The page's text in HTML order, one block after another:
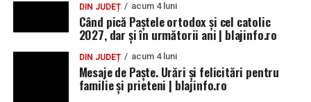
DIN JUDEȚ acum 4 luni
Când pică Paștele ortodox și cel catolic
2027, dar și în următorii ani | blajinfo.ro
DIN JUDEȚ acum 4 luni
Mesaje de Paște. Urări și felicitări pentru
familie și prieteni | blajinfo.ro